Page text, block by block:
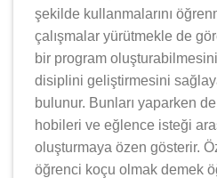
şekilde kullanmalarını
çalışmalar yürütmekle de
bir program
disiplini geliştirmesini
bulunur. Bunları yaparken
hobileri ve eğlence isteği
oluşturmaya özen gösterir.
öğrenci koçu olmak demek